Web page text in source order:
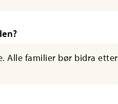
Alle familier bør bidra etter